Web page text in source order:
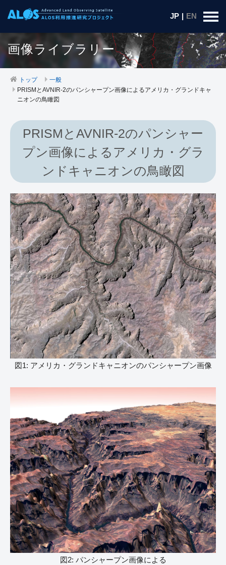
JP | EN
画像ライブラリー
トップ
一般
PRISMとAVNIR-2のパンシャープン画像によるアメリカ・グランドキャ
ニオンの鳥瞰図
PRISMとAVNIR-2のパンシャー
プン画像によるアメリカ・グラ
ンドキャニオンの鳥瞰図
図1: アメリカ・グランドキャニオンのパンシャープン画像
図2: パンシャープン画像による